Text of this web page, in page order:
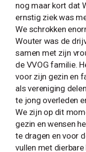
nog maar kort dat
ernstig ziek was
We schrokken
Wouter was de
samen met zijn
de VVOG familie.
voor zijn gezin en
als vereniging
te jong overleden
We zijn op dit
gezin en wensen
te dragen en voor
vullen met